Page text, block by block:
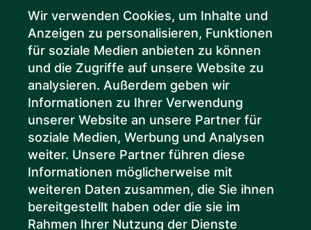
089 277 80 95 10
office@atria-m.de
Um die Karte anzeigen zu können,
benötigen wir ihr Einverständnis, Cookies
speichern zu dürfen.
COOKIES ZULASSEN
Wir verwenden Cookies, um Inhalte und
Anzeigen zu personalisieren, Funktionen
für soziale Medien anbieten zu können
und die Zugriffe auf unsere Website zu
analysieren. Außerdem geben wir
Informationen zu Ihrer Verwendung
unserer Website an unsere Partner für
soziale Medien, Werbung und Analysen
weiter. Unsere Partner führen diese
Informationen möglicherweise mit
weiteren Daten zusammen, die Sie ihnen
bereitgestellt haben oder die sie im
Rahmen Ihrer Nutzung der Dienste